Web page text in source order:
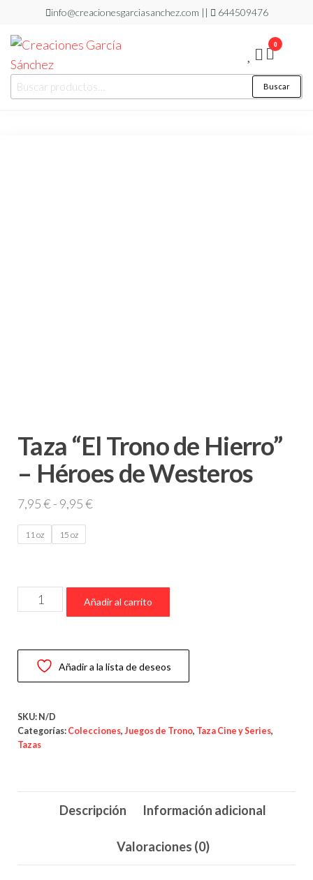
contenido
info@creacionesgarciasanchez.com || 644509476
Creaciones
García
regalos
personalizados
por:
Buscar
0
Taza “El Trono de Hierro”
– Héroes de Westeros
7,95€- 9,95€
hasta
9,95 €
11 oz 15 oz
Taza
“El
de
Hierro”
Héroes
de
Westeros
Añadir al carrito
Añadir a la lista de deseos
SKU: N/D
Categorías: Colecciones, Juegos de Trono, Taza Cine y Series,
Tazas
Descripción Información adicional
Valoraciones (0)